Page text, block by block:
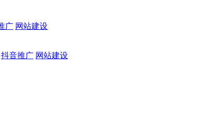
广 网站建设
抖音推广 网站建设